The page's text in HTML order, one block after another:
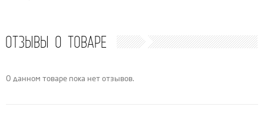
ОТЗЫВЫ О ТОВАРЕ
О данном товаре пока нет отзывов.